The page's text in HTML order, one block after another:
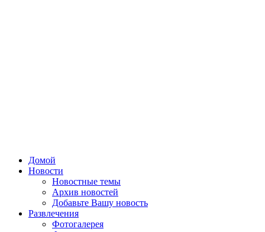
Домой
Новости
Новостные темы
Архив новостей
Добавьте Вашу новость
Развлечения
Фотогалерея